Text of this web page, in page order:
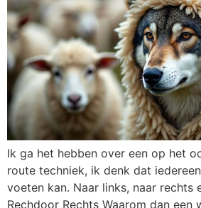
Ik ga het hebben over een op het
route techniek, ik denk dat
voeten kan. Naar links, naar
Rechdoor Rechts Waarom dan een